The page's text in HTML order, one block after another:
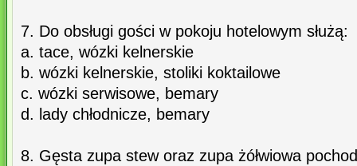
7. Do obsługi gości w pokoju hotelowym służą:
a. tace, wózki kelnerskie
b. wózki kelnerskie, stoliki koktailowe
c. wózki serwisowe, bemary
d. lady chłodnicze, bemary
8. Gęsta zupa stew oraz zupa żółwiowa